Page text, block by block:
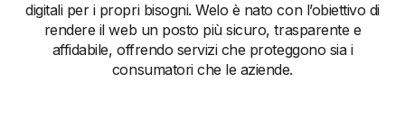
digitali per i propri bisogni. Welo è nato con l’obiettivo di
rendere il web un posto più sicuro, trasparente e
affidabile, offrendo servizi che proteggono sia i
consumatori che le aziende.